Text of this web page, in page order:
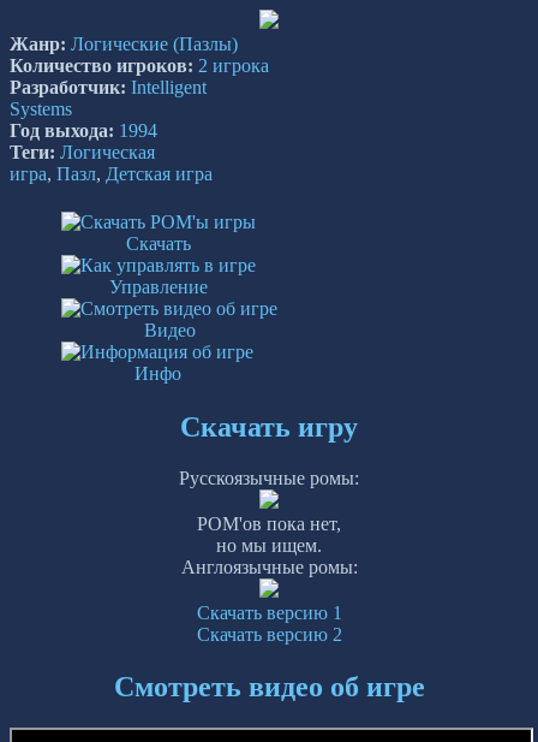
Жанр: Логические (Пазлы)
Количество игроков: 2 игрока
Разработчик: Intelligent
Systems
Год выхода: 1994
Теги: Логическая
игра, Пазл, Детская игра
Скачать
Управление
Видео
Инфо
Скачать игру
Русскоязычные ромы:
РОМ'ов пока нет,
но мы ищем.
Англоязычные ромы:
Скачать версию 1
Скачать версию 2
Смотреть видео об игре